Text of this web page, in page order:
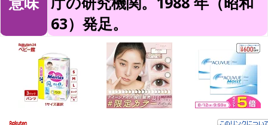
63）発足。